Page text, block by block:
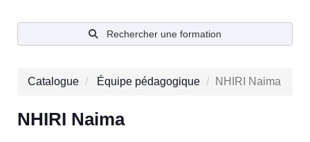
Rechercher une formation
Catalogue Équipe pédagogique NHIRI Naima
NHIRI Naima